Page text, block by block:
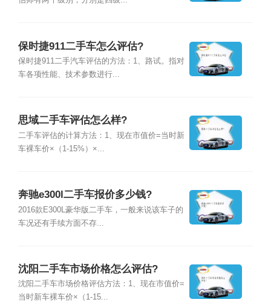
保时捷911二手车怎么评估?
保时捷911二手汽车评估的方法：1、路试。指对
车各项性能、技术参数进行...
思域二手车评估怎么样?
二手车评估的计算方法：1、现在市值价=当时新
车裸车价×（1-15%）×...
奔驰e300l二手车报价多少钱?
2016款E300L豪华版二手车，一般来说该车子的
车况还有手续方面不存...
沈阳二手车市场价格怎么评估?
沈阳二手车市场价格评估方法：1、现在市值价=
当时新车裸车价×（1-15...